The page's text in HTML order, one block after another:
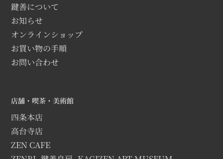
鍵善について
お知らせ
オンラインショップ
お買い物の手順
お問い合わせ
店舗・喫茶・美術館
四条本店
高台寺店
ZEN CAFE